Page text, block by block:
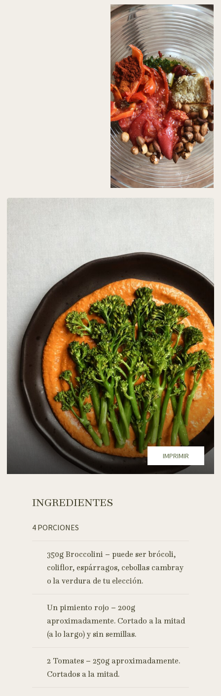
IMPRIMIR
INGREDIENTES
4 PORCIONES
350g Broccolini – puede ser brócoli,
coliflor, espárragos, cebollas cambray
o la verdura de tu elección.
Un pimiento rojo – 200g
aproximadamente. Cortado a la mitad
(a lo largo) y sin semillas.
2 Tomates – 250g aproximadamente.
Cortados a la mitad.